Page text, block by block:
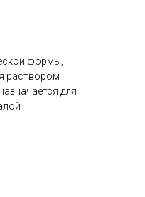
формы,
раствором
для